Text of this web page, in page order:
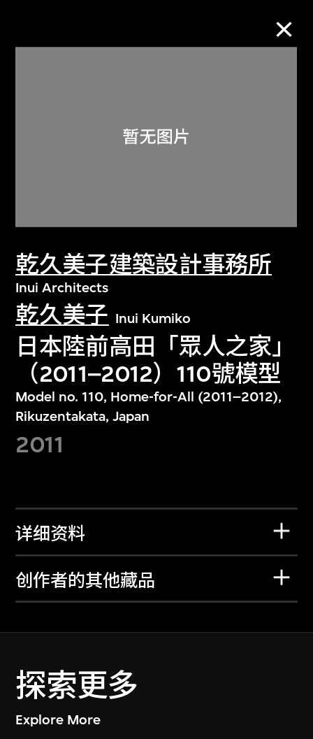
乾久美子建築設計事務所
Inui Architects
乾久美子 Inui Kumiko
日本陸前高田「眾人之家」
（2011–2012）110號模型
Model no. 110, Home-for-All (2011–2012),
Rikuzentakata, Japan
2011
详细资料
创作者的其他藏品
探索更多
Explore More
关于M+藏品
探索世界顶级的二十及二十一世纪视觉
文化藏品。